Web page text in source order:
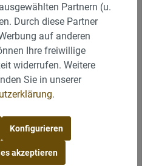
Partnern (u.
Durch diese Partner
auf anderen
Ihre freiwillige
widerrufen. Weitere
Sie in unserer
.
Konfigurieren
akzeptieren